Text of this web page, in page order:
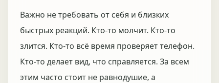
Важно не требовать от себя и близких
быстрых реакций. Кто-то молчит. Кто-то
злится. Кто-то всё время проверяет телефон.
Кто-то делает вид, что справляется. За всем
этим часто стоит не равнодушие, а